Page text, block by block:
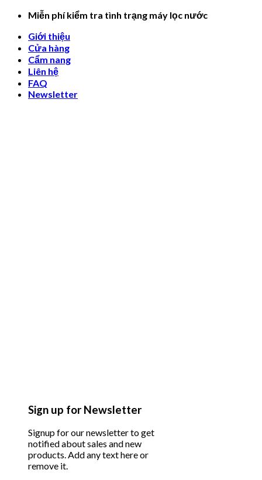
Skip
content
Miễn phí kiểm tra tình trạng máy lọc nước
Giới thiệu
Cửa hàng
Cẩm nang
Liên hệ
FAQ
Newsletter
Sign up for Newsletter
Signup for our newsletter to get
notified about sales and new
products. Add any text here or
remove it.